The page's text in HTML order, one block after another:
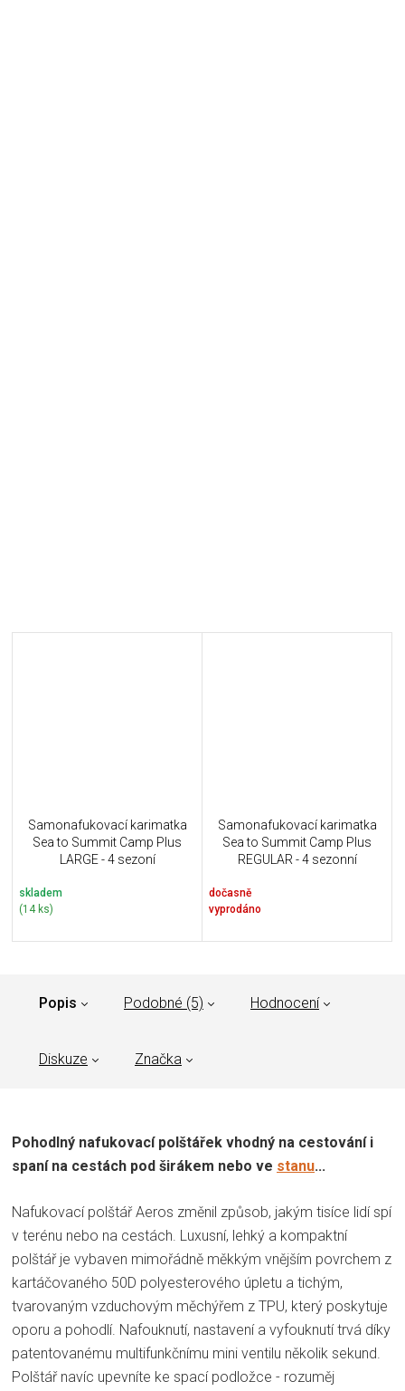
Samonafukovací karimatka
Sea to Summit Camp Plus
LARGE - 4 sezoní
skladem
(14 ks)
Samonafukovací karimatka
Sea to Summit Camp Plus
REGULAR - 4 sezonní
dočasně
vyprodáno
Popis Podobné (5) Hodnocení
Diskuze Značka
Pohodlný nafukovací polštářek vhodný na cestování i
spaní na cestách pod širákem nebo ve stanu...
Nafukovací polštář Aeros změnil způsob, jakým tisíce lidí spí
v terénu nebo na cestách. Luxusní, lehký a kompaktní
polštář je vybaven mimořádně měkkým vnějším povrchem z
kartáčovaného 50D polyesterového úpletu a tichým,
tvarovaným vzduchovým měchýřem z TPU, který poskytuje
oporu a pohodlí. Nafouknutí, nastavení a vyfouknutí trvá díky
patentovanému multifunkčnímu mini ventilu několik sekund.
Polštář navíc upevníte ke spací podložce - rozuměj